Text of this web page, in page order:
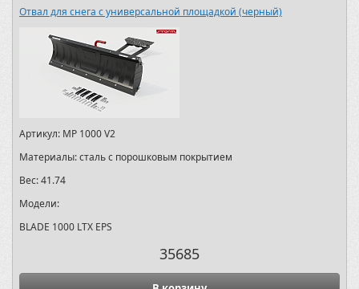
Отвал для снега с универсальной площадкой (черный)
Артикул: MP 1000 V2
Материалы:сталь с порошковым покрытием
Вес:41.74
Модели:
BLADE 1000 LTX EPS
35685